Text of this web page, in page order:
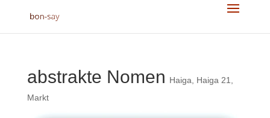
abstrakte Nomen Haiga Haiga 21
Markt